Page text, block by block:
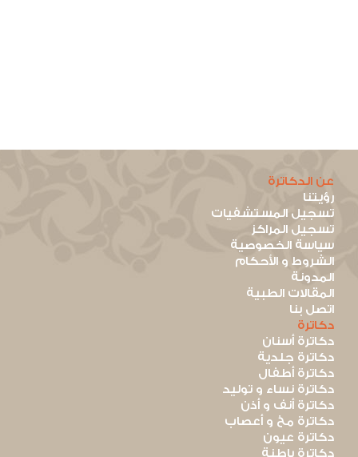
عن الدكاترة
رؤيتنا
تسجيل المستشفيات
تسجيل المراكز
سياسة الخصوصية
الشروط و الأحكام
المدونة
المقالات الطبية
اتصل بنا
دكاترة
دكاترة أسنان
دكاترة جلدية
دكاترة أطفال
دكاترة نساء و توليد
دكاترة أنف و أذن
دكاترة مخ و أعصاب
دكاترة عيون
دكاترة باطنة